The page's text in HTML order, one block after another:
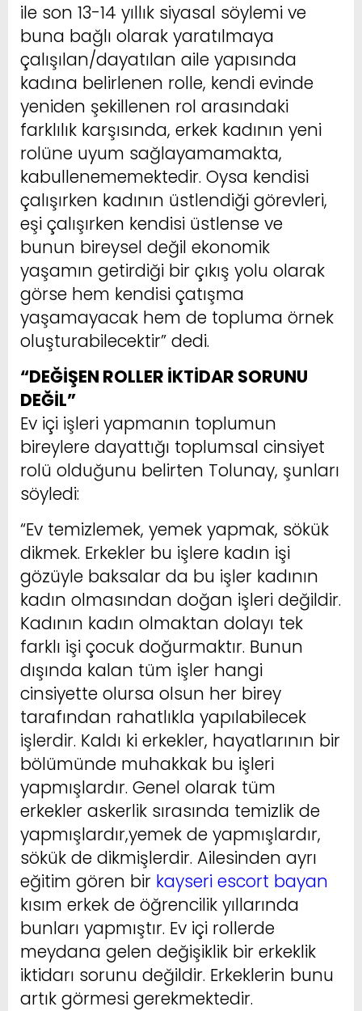
ile son 13-14 yıllık siyasal söylemi ve
buna bağlı olarak yaratılmaya
çalışılan/dayatılan aile yapısında
kadına belirlenen rolle, kendi evinde
yeniden şekillenen rol arasındaki
farklılık karşısında, erkek kadının yeni
rolüne uyum sağlayamamakta,
kabullenememektedir. Oysa kendisi
çalışırken kadının üstlendiği görevleri,
eşi çalışırken kendisi üstlense ve
bunun bireysel değil ekonomik
yaşamın getirdiği bir çıkış yolu olarak
görse hem kendisi çatışma
yaşamayacak hem de topluma örnek
oluşturabilecektir” dedi.
“DEĞİŞEN ROLLER İKTİDAR SORUNU
DEĞİL”
Ev içi işleri yapmanın toplumun
bireylere dayattığı toplumsal cinsiyet
rolü olduğunu belirten Tolunay, şunları
söyledi:
“Ev temizlemek, yemek yapmak, sökük
dikmek. Erkekler bu işlere kadın işi
gözüyle baksalar da bu işler kadının
kadın olmasından doğan işleri değildir.
Kadının kadın olmaktan dolayı tek
farklı işi çocuk doğurmaktır. Bunun
dışında kalan tüm işler hangi
cinsiyette olursa olsun her birey
tarafından rahatlıkla yapılabilecek
işlerdir. Kaldı ki erkekler, hayatlarının bir
bölümünde muhakkak bu işleri
yapmışlardır. Genel olarak tüm
erkekler askerlik sırasında temizlik de
yapmışlardır,yemek de yapmışlardır,
sökük de dikmişlerdir. Ailesinden ayrı
eğitim gören bir kayseri escort bayan
kısım erkek de öğrencilik yıllarında
bunları yapmıştır. Ev içi rollerde
meydana gelen değişiklik bir erkeklik
iktidarı sorunu değildir. Erkeklerin bunu
artık görmesi gerekmektedir.